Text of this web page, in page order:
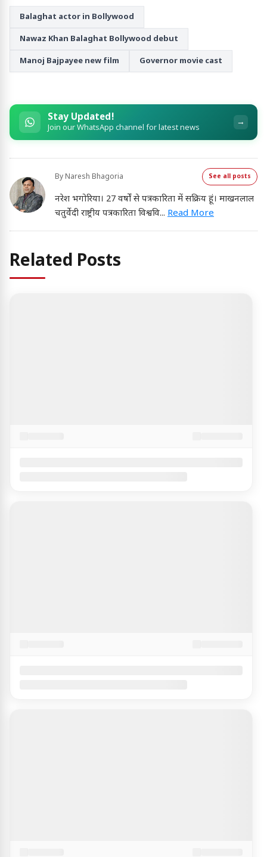
Balaghat actor in Bollywood
Nawaz Khan Balaghat Bollywood debut
Manoj Bajpayee new film Governor movie cast
Stay Updated!
Join our WhatsApp channel for latest news →
By Naresh Bhagoria See all posts
नरेश भगोरिया। 27 वर्षों से पत्रकारिता में सक्रिय हूं। माखनलाल
चतुर्वेदी राष्ट्रीय पत्रकारिता विश्ववि... Read More
Related Posts